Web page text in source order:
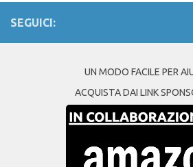
SEGUICI:
UN MODO FACILE PER
ACQUISTA DAI LINK